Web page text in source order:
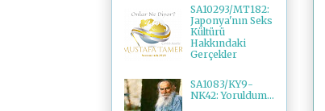
SA10293/MT182:
Japonya'nın Seks
Kültürü
Hakkındaki
Gerçekler
SA1083/KY9-
NK42: Yoruldum...